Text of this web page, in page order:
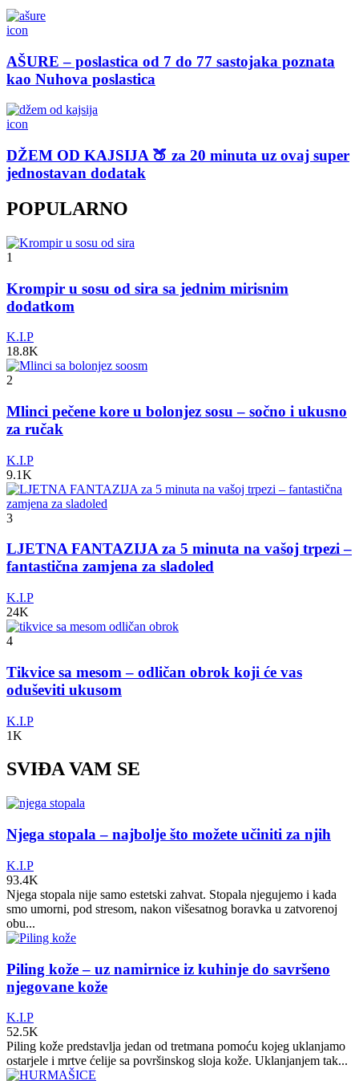
icon
AŠURE – poslastica od 7 do 77 sastojaka poznata
kao Nuhova poslastica
icon
DŽEM OD KAJSIJA 🍑 za 20 minuta uz ovaj super
jednostavan dodatak
POPULARNO
1
Krompir u sosu od sira sa jednim mirisnim
dodatkom
K.I.P
18.8K
2
Mlinci pečene kore u bolonjez sosu – sočno i ukusno
za ručak
K.I.P
9.1K
3
LJETNA FANTAZIJA za 5 minuta na vašoj trpezi –
fantastična zamjena za sladoled
K.I.P
24K
4
Tikvice sa mesom – odličan obrok koji će vas
oduševiti ukusom
K.I.P
1K
SVIĐA VAM SE
Njega stopala – najbolje što možete učiniti za njih
K.I.P
93.4K
Njega stopala nije samo estetski zahvat. Stopala njegujemo i kada
smo umorni, pod stresom, nakon višesatnog boravka u zatvorenoj
obu...
Piling kože – uz namirnice iz kuhinje do savršeno
njegovane kože
K.I.P
52.5K
Piling kože predstavlja jedan od tretmana pomoću kojeg uklanjamo
ostarjele i mrtve ćelije sa površinskog sloja kože. Uklanjanjem tak...